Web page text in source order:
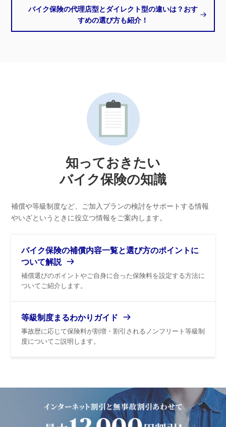
バイク保険の代理店型とダイレクト型の違いは？おす
すめの選び方も紹介！
知っておきたい
バイク保険の知識
補償や等級制度など、ご加入プランの検討をサポートする情報
やいざというときに役立つ情報をご案内します。
バイク保険の補償内容一覧と選び方のポイントに
ついて解説
補償選びのポイントやご自身に合った保険料を設定する方法に
ついてご紹介します。
等級制度まるわかりガイド
事故歴に応じて保険料が割増・割引されるノンフリート等級制
度についてご説明します。